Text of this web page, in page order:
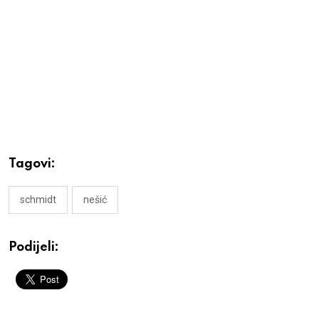
Tagovi:
schmidt nešić
Podijeli: